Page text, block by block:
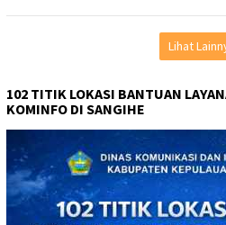
Lihat
102 TITIK LOKASI BANTUAN
KOMINFO DI SANGIHE